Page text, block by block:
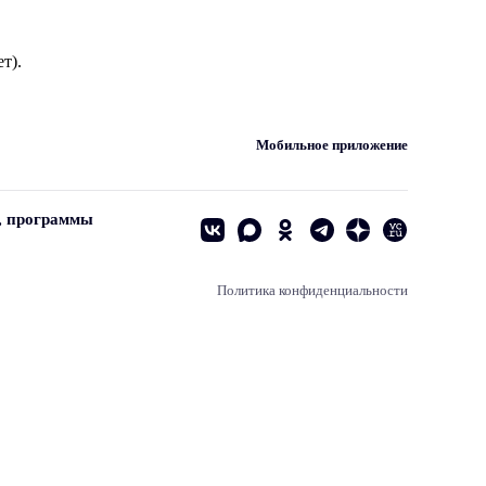
Мобильное приложение
программы
Политика конфиденциальности